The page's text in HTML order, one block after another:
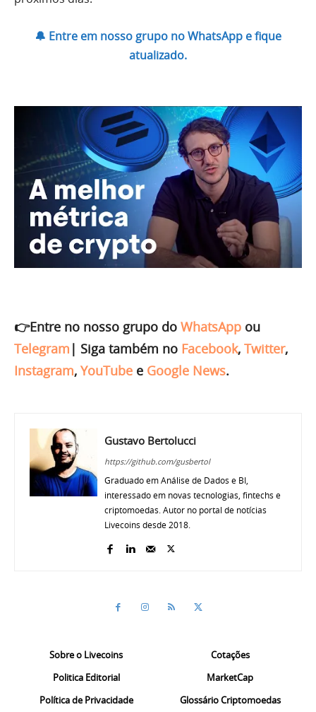
🔔 Entre em nosso grupo no WhatsApp e fique
atualizado.
👉Entre no nosso grupo do WhatsApp ou
Telegram | Siga também no Facebook, Twitter,
Instagram, YouTube e Google News.
Gustavo Bertolucci
https://github.com/gusbertol
Graduado em Análise de Dados e BI,
interessado em novas tecnologias, fintechs e
criptomoedas. Autor no portal de notícias
Livecoins desde 2018.
Sobre o Livecoins
Politica Editorial
Política de Privacidade
Cotações
MarketCap
Glossário Criptomoedas